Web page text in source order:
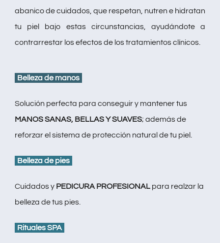
abanico de cuidados, que respetan, nutren e hidratan
tu piel bajo estas circunstancias, ayudándote a
contrarrestar los efectos de los tratamientos clínicos.
Belleza de manos
Solución perfecta para conseguir y mantener tus
MANOS SANAS, BELLAS Y SUAVES; además de
reforzar el sistema de protección natural de tu piel.
Belleza de pies
Cuidados y PEDICURA PROFESIONAL para realzar la
belleza de tus pies.
Rituales SPA